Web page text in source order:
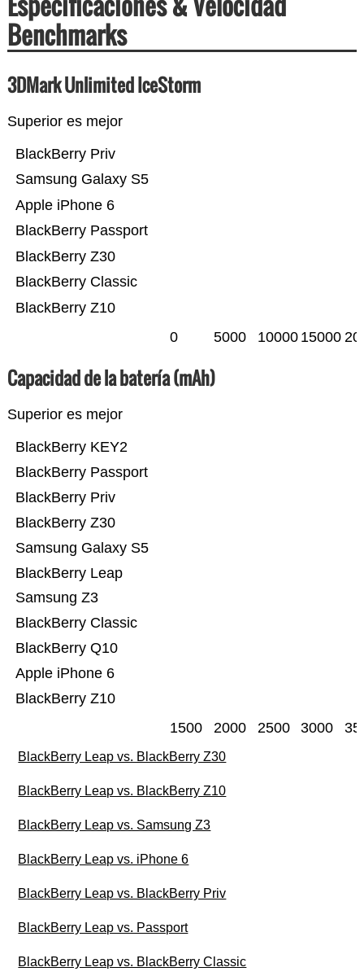
Benchmarks
3DMark Unlimited IceStorm
Superior es mejor
BlackBerry Z10
BlackBerry Classic
BlackBerry Z30
BlackBerry Passport
Apple iPhone 6
Samsung Galaxy S5
BlackBerry Priv
0 5000 10000 15000
Capacidad de la batería (mAh)
Superior es mejor
BlackBerry Z10
Apple iPhone 6
BlackBerry Q10
BlackBerry Classic
Samsung Z3
BlackBerry Leap
Samsung Galaxy S5
BlackBerry Z30
BlackBerry Priv
BlackBerry Passport
BlackBerry KEY2
1500 2000 2500 3000
BlackBerry Leap vs. BlackBerry Z30
BlackBerry Leap vs. BlackBerry Z10
BlackBerry Leap vs. Samsung Z3
BlackBerry Leap vs. iPhone 6
BlackBerry Leap vs. BlackBerry Priv
BlackBerry Leap vs. Passport
BlackBerry Leap vs. BlackBerry Classic